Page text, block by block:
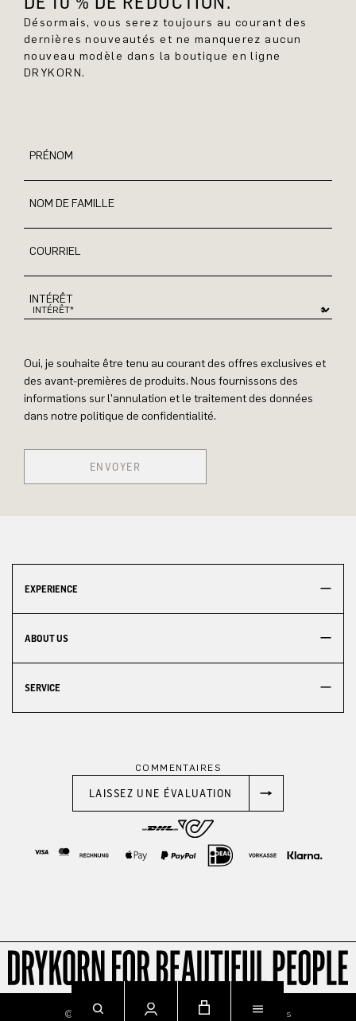
Désormais, vous serez toujours au courant des
dernières nouveautés et ne manquerez aucun
nouveau modèle dans la boutique en ligne
DRYKORN.
PRÉNOM
NOM DE FAMILLE
COURRIEL
INTÉRÊT
Oui, je souhaite être tenu au courant des offres exclusives et
des avant-premières de produits. Nous fournissons des
informations sur l'annulation et le traitement des données
dans notre politique de confidentialité.
ENVOYER
EXPERIENCE
ABOUT US
SERVICE
COMMENTAIRES
LAISSEZ UNE ÉVALUATION
© 2026 ImprintPrivacy Terms & Conditions